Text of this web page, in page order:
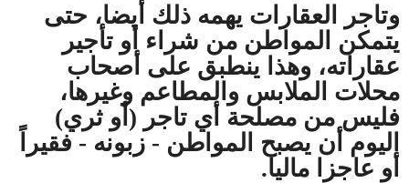
وتاجر العقارات يهمه ذلك أيضا، حتى
يتمكن المواطن من شراء أو تأجير
عقاراته، وهذا ينطبق على أصحاب
محلات الملابس والمطاعم وغيرها،
فليس من مصلحة أي تاجر (أو ثري)
اليوم أن يصبح المواطن - زبونه - فقيراً
أو عاجزا ماليا.